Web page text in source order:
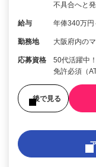
不具合へと
給与 年俸340万円
勤務地 大阪府内の
応募資格
50代活躍中
免許必須（
後で見る